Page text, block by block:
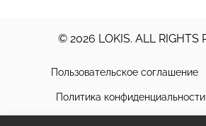
© 2026 LOKIS. ALL RIGHTS
Пользовательское соглашение
Политика конфиденциальности